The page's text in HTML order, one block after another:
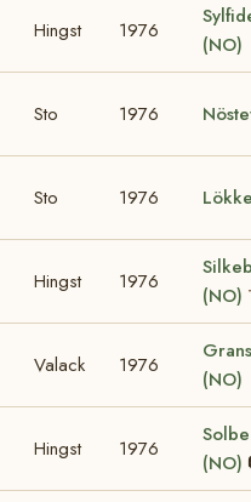
Hingst 1976
(NO)
Sto 1976
Sto 1976
Hingst 1976
(NO)
Valack 1976
(NO)
Hingst 1976
(NO)